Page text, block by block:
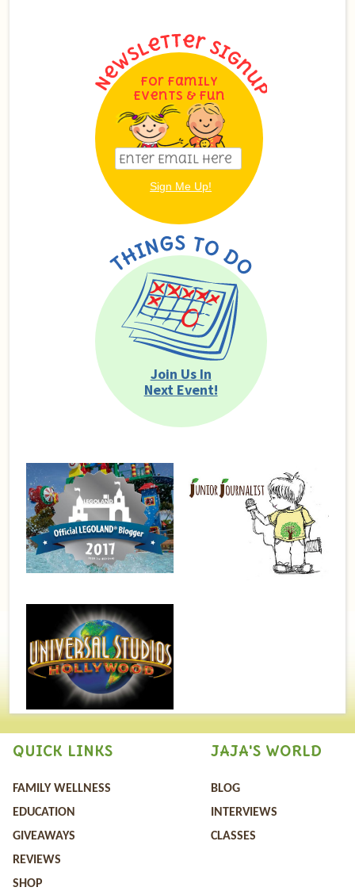
For Family
Events & Fun
Join Us In
Next Event!
QUICK LINKS
FAMILY WELLNESS
EDUCATION
GIVEAWAYS
REVIEWS
SHOP
JAJA'S WORLD
BLOG
INTERVIEWS
CLASSES